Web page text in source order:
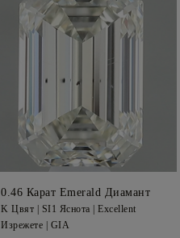
0.46 Карат Emerald Диамант
K Цвят | SI1 Яснота | Excellent
Изрежете | GIA